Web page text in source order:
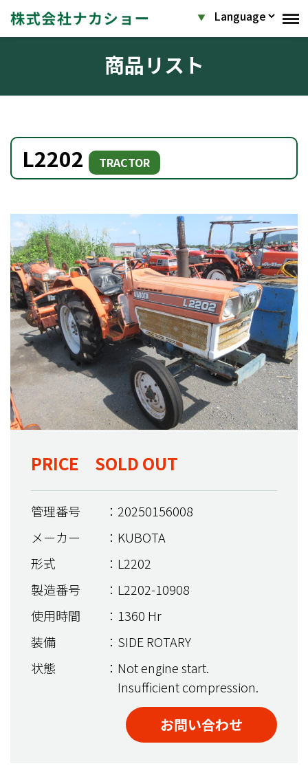
商品リスト
L2202 TRACTOR
PRICE SOLD OUT
管理番号
：20250156008
メーカー
：KUBOTA
形式
：L2202
製造番号
：L2202-10908
使用時間
：1360 Hr
装備
：SIDE ROTARY
状態
：Not engine start.
Insufficient compression.
お問い合わせ